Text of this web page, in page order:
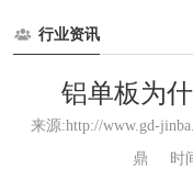
行业资讯
铝单板为
来源:http://www.gd-
鼎
时